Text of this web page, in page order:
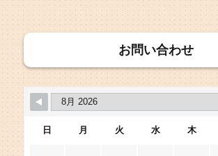
お問い合わせ
日 月 火 水 木